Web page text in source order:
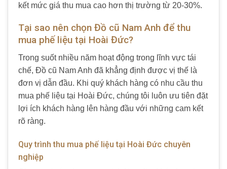
kết mức giá thu mua cao hơn thị trường từ 20-30%.
Tại sao nên chọn Đồ cũ Nam Anh để thu
mua phế liệu tại Hoài Đức?
Trong suốt nhiều năm hoạt động trong lĩnh vực tái
chế, Đồ cũ Nam Anh đã khẳng định được vị thế là
đơn vị dẫn đầu. Khi quý khách hàng có nhu cầu thu
mua phế liệu tại Hoài Đức, chúng tôi luôn ưu tiên đặt
lợi ích khách hàng lên hàng đầu với những cam kết
rõ ràng.
Quy trình thu mua phế liệu tại Hoài Đức chuyên
nghiệp